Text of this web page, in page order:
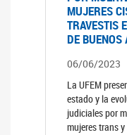
MUJERES
TRAVESTIS
DE BUENOS
06/06/2023
La UFEM
estado y la
judiciales por
mujeres trans